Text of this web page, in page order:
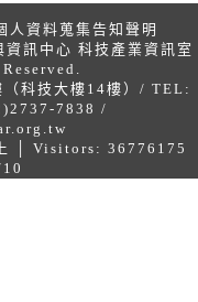
人資料蒐集告知聲明
訊中心 科技產業資訊室
科技大樓14樓）/ TEL:
7838 /
│ Visitors: 36776175